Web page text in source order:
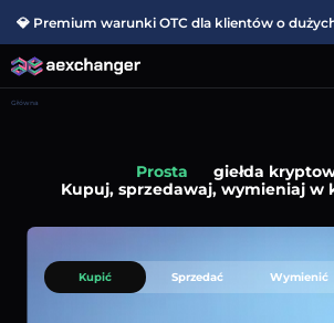
💎 Premium warunki OTC dla klientów o
Główna
Prosta
giełda
Kupuj, sprzedawaj, wymieniaj w
Kupić Sprzedać Wymienić